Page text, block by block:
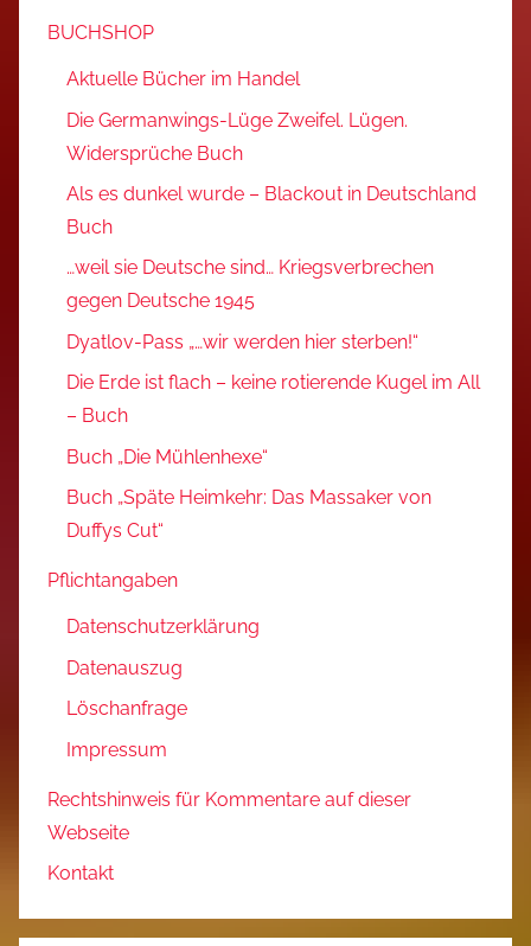
BUCHSHOP
Aktuelle Bücher im Handel
Die Germanwings-Lüge Zweifel. Lügen.
Widersprüche Buch
Als es dunkel wurde – Blackout in Deutschland
Buch
…weil sie Deutsche sind… Kriegsverbrechen
gegen Deutsche 1945
Dyatlov-Pass „…wir werden hier sterben!“
Die Erde ist flach – keine rotierende Kugel im All
– Buch
Buch „Die Mühlenhexe“
Buch „Späte Heimkehr: Das Massaker von
Duffys Cut“
Pflichtangaben
Datenschutzerklärung
Datenauszug
Löschanfrage
Impressum
Rechtshinweis für Kommentare auf dieser
Webseite
Kontakt